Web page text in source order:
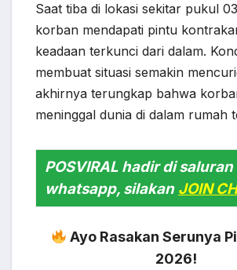
Saat tiba di lokasi sekitar pukul
korban mendapati pintu
keadaan terkunci dari dalam.
membuat situasi semakin
akhirnya terungkap bahwa
meninggal dunia di dalam rumah
POSVIRAL hadir di saluran
whatsapp, silakan JOIN
Ayo Rasakan Serunya
2026!